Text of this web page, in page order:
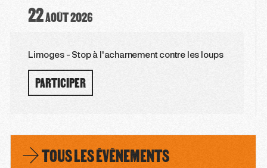
22AOÛT2026
Limoges - Stop à l'acharnement contre les loups
PARTICIPER
TOUS LES ÉVÈNEMENTS